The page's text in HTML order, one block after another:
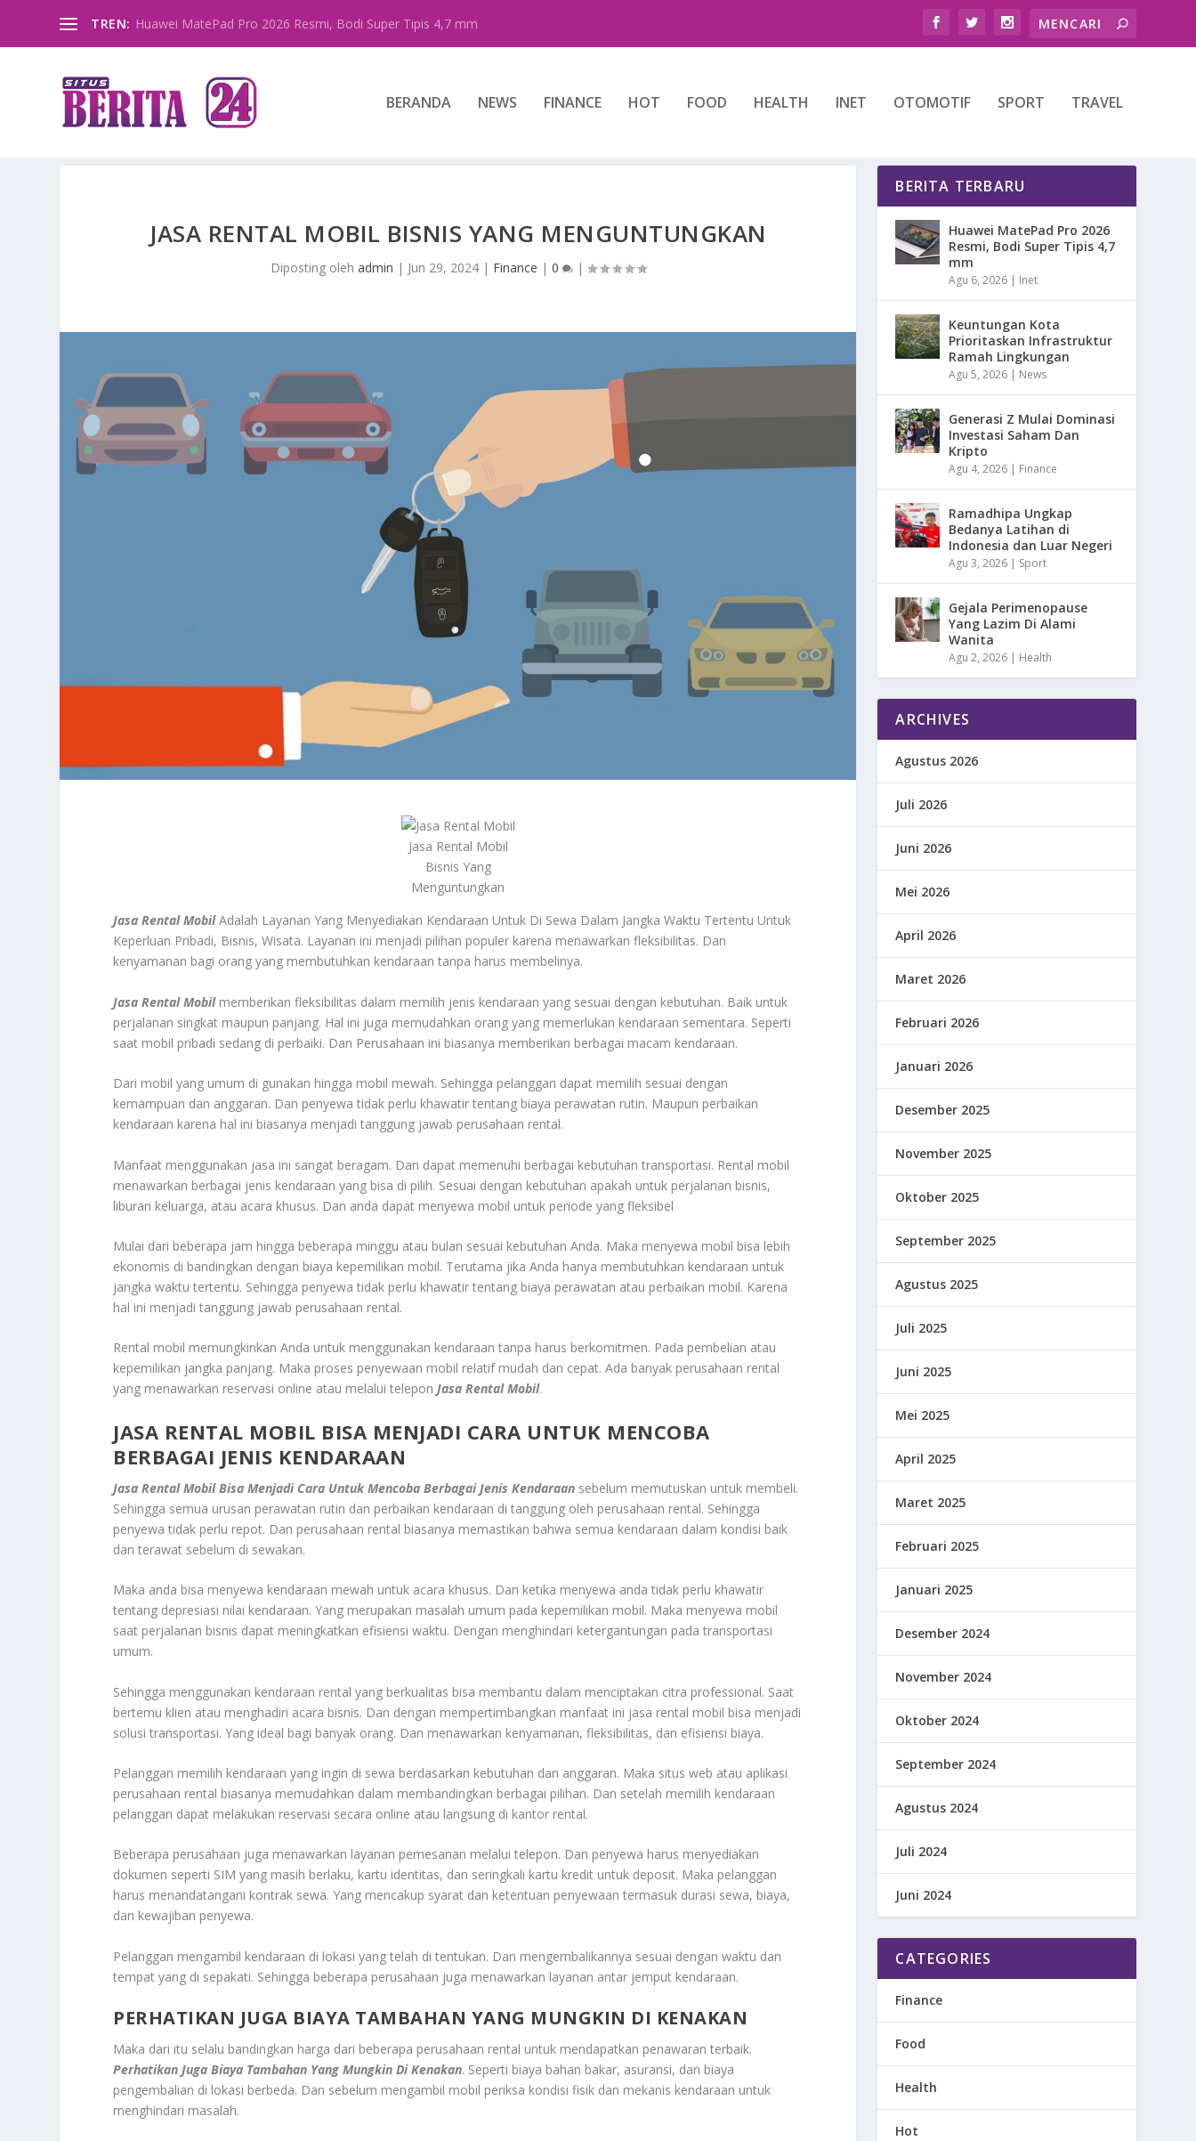
TREN: Huawei MatePad Pro 2026 Resmi, Bodi Super Tipis 4,7 mm
BERANDA NEWS FINANCE HOT FOOD HEALTH INET OTOMOTIF SPORT TRAVEL
JASA RENTAL MOBIL BISNIS YANG MENGUNTUNGKAN
Diposting oleh admin | Jun 29, 2024| Finance | 0 |
Jasa Rental Mobil
Bisnis Yang
Menguntungkan
Jasa Rental MobilAdalah Layanan Yang Menyediakan Kendaraan Untuk Di Sewa Dalam Jangka Waktu Tertentu Untuk
Keperluan Pribadi, Bisnis, Wisata. Layanan ini menjadi pilihan populer karena menawarkan fleksibilitas. Dan
kenyamanan bagi orang yang membutuhkan kendaraan tanpa harus membelinya.
Jasa Rental Mobilmemberikan fleksibilitas dalam memilih jenis kendaraan yang sesuai dengan kebutuhan. Baik untuk
perjalanan singkat maupun panjang. Hal ini juga memudahkan orang yang memerlukan kendaraan sementara. Seperti
saat mobil pribadi sedang di perbaiki. Dan Perusahaan ini biasanya memberikan berbagai macam kendaraan.
Dari mobil yang umum di gunakan hingga mobil mewah. Sehingga pelanggan dapat memilih sesuai dengan
kemampuan dan anggaran. Dan penyewa tidak perlu khawatir tentang biaya perawatan rutin. Maupun perbaikan
kendaraan karena hal ini biasanya menjadi tanggung jawab perusahaan rental.
Manfaat menggunakan jasa ini sangat beragam. Dan dapat memenuhi berbagai kebutuhan transportasi. Rental mobil
menawarkan berbagai jenis kendaraan yang bisa di pilih. Sesuai dengan kebutuhan apakah untuk perjalanan bisnis,
liburan keluarga, atau acara khusus. Dan anda dapat menyewa mobil untuk periode yang fleksibel
Mulai dari beberapa jam hingga beberapa minggu atau bulan sesuai kebutuhan Anda. Maka menyewa mobil bisa lebih
ekonomis di bandingkan dengan biaya kepemilikan mobil. Terutama jika Anda hanya membutuhkan kendaraan untuk
jangka waktu tertentu. Sehingga penyewa tidak perlu khawatir tentang biaya perawatan atau perbaikan mobil. Karena
hal ini menjadi tanggung jawab perusahaan rental.
Rental mobil memungkinkan Anda untuk menggunakan kendaraan tanpa harus berkomitmen. Pada pembelian atau
kepemilikan jangka panjang. Maka proses penyewaan mobil relatif mudah dan cepat. Ada banyak perusahaan rental
yang menawarkan reservasi online atau melalui teleponJasa Rental Mobil.
JASA RENTAL MOBIL BISA MENJADI CARA UNTUK MENCOBA
BERBAGAI JENIS KENDARAAN
Jasa Rental Mobil Bisa Menjadi Cara Untuk Mencoba Berbagai Jenis Kendaraan sebelum memutuskan untuk membeli.
Sehingga semua urusan perawatan rutin dan perbaikan kendaraan di tanggung oleh perusahaan rental. Sehingga
penyewa tidak perlu repot. Dan perusahaan rental biasanya memastikan bahwa semua kendaraan dalam kondisi baik
dan terawat sebelum di sewakan.
Maka anda bisa menyewa kendaraan mewah untuk acara khusus. Dan ketika menyewa anda tidak perlu khawatir
tentang depresiasi nilai kendaraan. Yang merupakan masalah umum pada kepemilikan mobil. Maka menyewa mobil
saat perjalanan bisnis dapat meningkatkan efisiensi waktu. Dengan menghindari ketergantungan pada transportasi
umum.
Sehingga menggunakan kendaraan rental yang berkualitas bisa membantu dalam menciptakan citra professional. Saat
bertemu klien atau menghadiri acara bisnis. Dan dengan mempertimbangkan manfaat ini jasa rental mobil bisa menjadi
solusi transportasi. Yang ideal bagi banyak orang. Dan menawarkan kenyamanan, fleksibilitas, dan efisiensi biaya.
Pelanggan memilih kendaraan yang ingin di sewa berdasarkan kebutuhan dan anggaran. Maka situs web atau aplikasi
perusahaan rental biasanya memudahkan dalam membandingkan berbagai pilihan. Dan setelah memilih kendaraan
pelanggan dapat melakukan reservasi secara online atau langsung di kantor rental.
Beberapa perusahaan juga menawarkan layanan pemesanan melalui telepon. Dan penyewa harus menyediakan
dokumen seperti SIM yang masih berlaku, kartu identitas, dan seringkali kartu kredit untuk deposit. Maka pelanggan
harus menandatangani kontrak sewa. Yang mencakup syarat dan ketentuan penyewaan termasuk durasi sewa, biaya,
dan kewajiban penyewa.
Pelanggan mengambil kendaraan di lokasi yang telah di tentukan. Dan mengembalikannya sesuai dengan waktu dan
tempat yang di sepakati. Sehingga beberapa perusahaan juga menawarkan layanan antar jemput kendaraan.
PERHATIKAN JUGA BIAYA TAMBAHAN YANG MUNGKIN DI KENAKAN
Maka dari itu selalu bandingkan harga dari beberapa perusahaan rental untuk mendapatkan penawaran terbaik.
Perhatikan Juga Biaya Tambahan Yang Mungkin Di Kenakan. Seperti biaya bahan bakar, asuransi, dan biaya
pengembalian di lokasi berbeda. Dan sebelum mengambil mobil periksa kondisi fisik dan mekanis kendaraan untuk
menghindari masalah.
BERITA TERBARU
Huawei MatePad Pro 2026
Resmi, Bodi Super Tipis 4,7
mm
Agu 6, 2026 | Inet
Keuntungan Kota
Prioritaskan Infrastruktur
Ramah Lingkungan
Agu 5, 2026 | News
Generasi Z Mulai Dominasi
Investasi Saham Dan
Kripto
Agu 4, 2026 | Finance
Ramadhipa Ungkap
Bedanya Latihan di
Indonesia dan Luar Negeri
Agu 3, 2026 | Sport
Gejala Perimenopause
Yang Lazim Di Alami
Wanita
Agu 2, 2026 | Health
ARCHIVES
Agustus 2026
Juli 2026
Juni 2026
Mei 2026
April 2026
Maret 2026
Februari 2026
Januari 2026
Desember 2025
November 2025
Oktober 2025
September 2025
Agustus 2025
Juli 2025
Juni 2025
Mei 2025
April 2025
Maret 2025
Februari 2025
Januari 2025
Desember 2024
November 2024
Oktober 2024
September 2024
Agustus 2024
Juli 2024
Juni 2024
CATEGORIES
Finance
Food
Health
Hot